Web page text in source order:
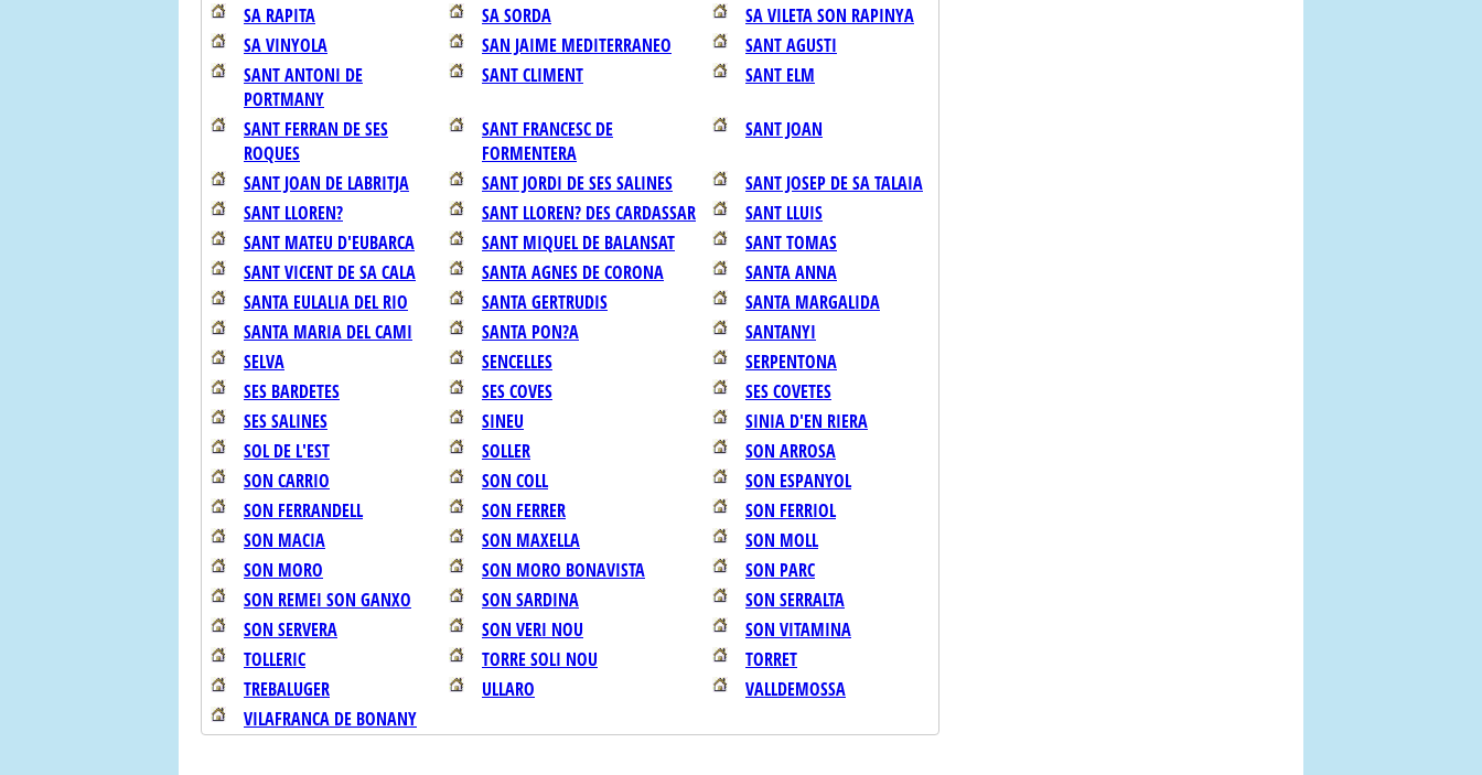
SA RAPITA
SA SORDA
SA VILETA SON RAPINYA
SA VINYOLA
SAN JAIME MEDITERRANEO
SANT AGUSTI
SANT ANTONI DE
PORTMANY
SANT CLIMENT SANT ELM
SANT FERRAN DE SES
ROQUES
SANT FRANCESC DE
FORMENTERA
SANT JOAN
SANT JOAN DE LABRITJA SANT JORDI DE SES SALINES
SANT JOSEP DE SA TALAIA
SANT LLOREN?
SANT LLOREN? DES CARDASSAR
SANT LLUIS
SANT MATEU D'EUBARCA
SANT MIQUEL DE BALANSAT
SANT TOMAS
SANT VICENT DE SA CALA
SANTA AGNES DE CORONA
SANTA ANNA
SANTA EULALIA DEL RIO
SANTA GERTRUDIS
SANTA MARGALIDA
SANTA MARIA DEL CAMI
SANTA PON?A
SANTANYI
SELVA
SENCELLES
SERPENTONA
SES BARDETES
SES COVES
SES COVETES
SES SALINES
SINEU
SINIA D'EN RIERA
SOL DE L'EST
SOLLER
SON ARROSA
SON CARRIO
SON COLL
SON ESPANYOL
SON FERRANDELL
SON FERRER
SON FERRIOL
SON MACIA
SON MAXELLA
SON MOLL
SON MORO
SON MORO BONAVISTA
SON PARC
SON REMEI SON GANXO
SON SARDINA
SON SERRALTA
SON SERVERA
SON VERI NOU
SON VITAMINA
TOLLERIC
TORRE SOLI NOU
TORRET
TREBALUGER
ULLARO
VALLDEMOSSA
VILAFRANCA DE BONANY